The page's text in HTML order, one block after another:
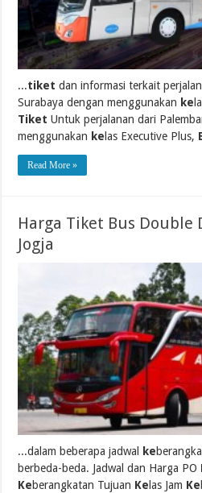
...tiket dan informasi terkait
Surabaya dengan menggunakan ke
Tiket Untuk perjalanan dari
menggunakan kelas Executive Plus,
Read More »
Harga Tiket Bus Double
Jogja
...dalam beberapa jadwal ke
berbeda-beda. Jadwal dan Harga PO
Keberangkatan Tujuan Ke las Jam Ke